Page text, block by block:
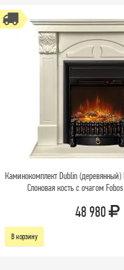
Широкие очаги
Каминокомплект Dublin (деревянный)
Слоновая кость с очагом
48 980
В корзину